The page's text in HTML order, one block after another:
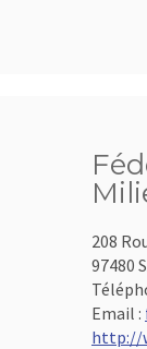
208
97480
Email :
http://